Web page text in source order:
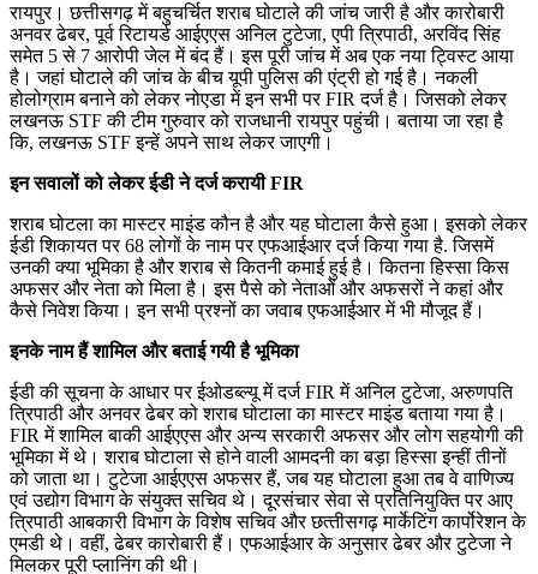
रायपुर। छत्तीसगढ़ में बहुचर्चित शराब घोटाले की जांच जारी है और कारोबारी
अनवर ढेबर, पूर्व रिटायर्ड आईएएस अनिल टुटेजा, एपी त्रिपाठी, अरविंद सिंह
समेत 5 से 7 आरोपी जेल में बंद हैं। इस पूरी जांच में अब एक नया ट्विस्ट आया
है। जहां घोटाले की जांच के बीच यूपी पुलिस की एंट्री हो गई है। नकली
होलोग्राम बनाने को लेकर नोएडा में इन सभी पर FIR दर्ज है। जिसको लेकर
लखनऊ STF की टीम गुरुवार को राजधानी रायपुर पहुंची। बताया जा रहा है
कि, लखनऊ STF इन्हें अपने साथ लेकर जाएगी।
इन सवालों को लेकर ईडी ने दर्ज करायी FIR
शराब घोटला का मास्‍टर माइंड कौन है और यह घोटाला कैसे हुआ। इसको लेकर
ईडी शिकायत पर 68 लोगों के नाम पर एफआईआर दर्ज किया गया है. जिसमें
उनकी क्‍या भूमिका है और शराब से कितनी कमाई हुई है। कितना हिस्‍सा किस
अफसर और नेता को मिला है। इस पैसे को नेताओं और अफसरों ने कहां और
कैसे निवेश किया। इन सभी प्रश्‍नों का जवाब एफआईआर में भी मौजूद हैं।
इनके नाम हैं शामिल और बताई गयी है भूमिका
ईडी की सूचना के आधार पर ईओडब्‍ल्‍यू में दर्ज FIR में अनिल टुटेजा, अरुणपति
त्रिपाठी और अनवर ढेबर को शराब घोटाला का मास्‍टर माइंड बताया गया है।
FIR में शामिल बाकी आईएएस और अन्‍य सरकारी अफसर और लोग सहयोगी की
भूमिका में थे। शराब घोटाला से होने वाली आमदनी का बड़ा हिस्‍सा इन्‍हीं तीनों
को जाता था। टुटेजा आईएएस अफसर हैं, जब यह घोटाला हुआ तब वे वाणिज्‍य
एवं उद्योग विभाग के संयुक्‍त सचिव थे। दूरसंचार सेवा से प्रतिनियुक्ति पर आए
त्रिपाठी आबकारी विभाग के विशेष सचिव और छत्‍तीसगढ़ मार्केटिंग कार्पोरेशन के
एमडी थे। वहीं, ढेबर कारोबारी हैं। एफआईआर के अनुसार ढेबर और टुटेजा ने
मिलकर पूरी प्‍लानिंग की थी।